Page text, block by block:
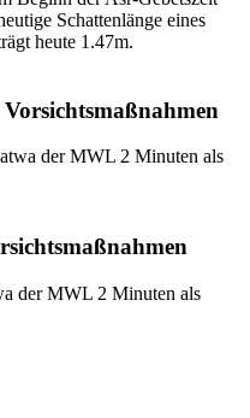
Schattenlänge eines
heute 1.47m.
der MWL 2 Minuten als
der MWL 2 Minuten als